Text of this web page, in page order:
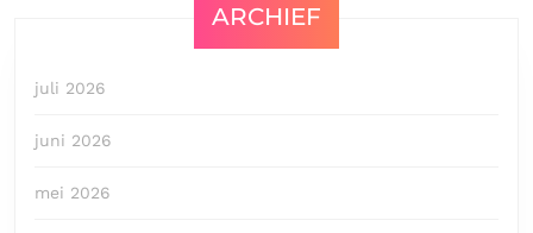
ARCHIEF
juli 2026
juni 2026
mei 2026